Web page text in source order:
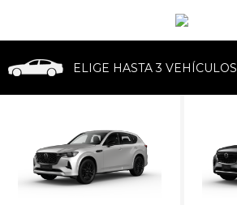
ELIGE HASTA 3 VEHÍCULOS